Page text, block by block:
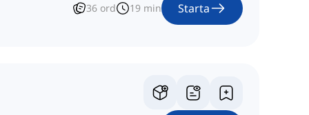
36 ord 19 min Starta